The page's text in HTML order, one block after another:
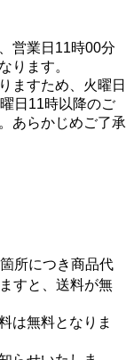
営業日11時00分
ります。
ますため、火曜日
日11時以降のご
あらかじめご了承
所につき商品代
すと、送料が無
は無料となりま